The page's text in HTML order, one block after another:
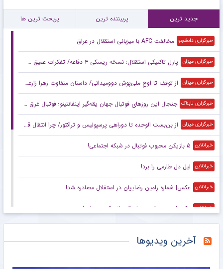
جدید ترین پربیننده ترین پربحث ترین ها
خبرگزاری دانشجو مخالفت AFC با میزبانی استقلال در عراق
خبرگزاری میزان پازل تاکتیکی استقلال؛ نسخه ریسکی ۳ دفاعه/ تفکرات عمیق سهراب با اسکواد کم‌عمق
خبرگزاری میزان از توقف تا اوجِ ملی‌پوش دوومیدانی/ داستان متفاوت زهرا زارعی در آستانه ناگویا
خبرگزاری تابناک جنجال این روزهای فوتبال جهان یقه‌گیر اینفانتینو؛ فوتبال غرق در اقتصاد
خبرگزاری میزان از بن‌بست الوحده تا دوراهی پرسپولیس و تراکتور/ چرا انتقال قربانی در هاله‌ای از ابهام است؟
خبرانلاین ۵ بازیکن محبوب فوتبال در شبکه اجتماعی!
خبرانلاین لیل دل طارمی را برد!
خبرانلاین عکس| شماره رامین رضاییان در استقلال مصادره شد!
خبرانلاین عکس| عجیب ترین جام قهرمانی که دیده‌اید!
آخرین ویدیوها